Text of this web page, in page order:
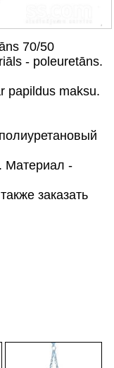
70/50
- poleuretāns.
papildus maksu.
Материал -
заказать